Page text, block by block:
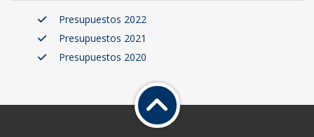
Presupuestos 2022
Presupuestos 2021
Presupuestos 2020